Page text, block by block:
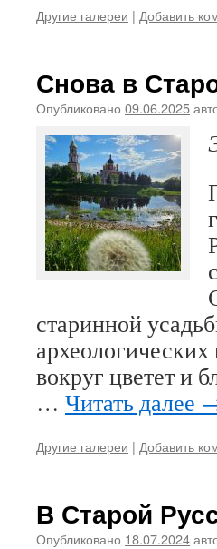
Другие галереи | Добавить
Снова в
Опубликовано 09.06.2025
старинной
вокруг цветет и
… Читать далее
Другие галереи | Добавить
В Старой
Опубликовано 18.07.2024